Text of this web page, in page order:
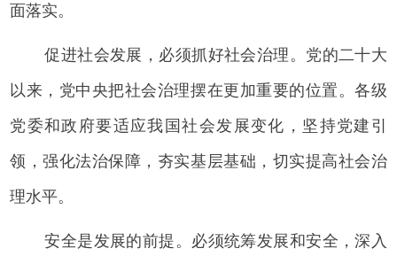
面落实。
促进社会发展，必须抓好社会治理。党的二十大
以来，党中央把社会治理摆在更加重要的位置。各级
党委和政府要适应我国社会发展变化，坚持党建引
领，强化法治保障，夯实基层基础，切实提高社会治
理水平。
安全是发展的前提。必须统筹发展和安全，深入